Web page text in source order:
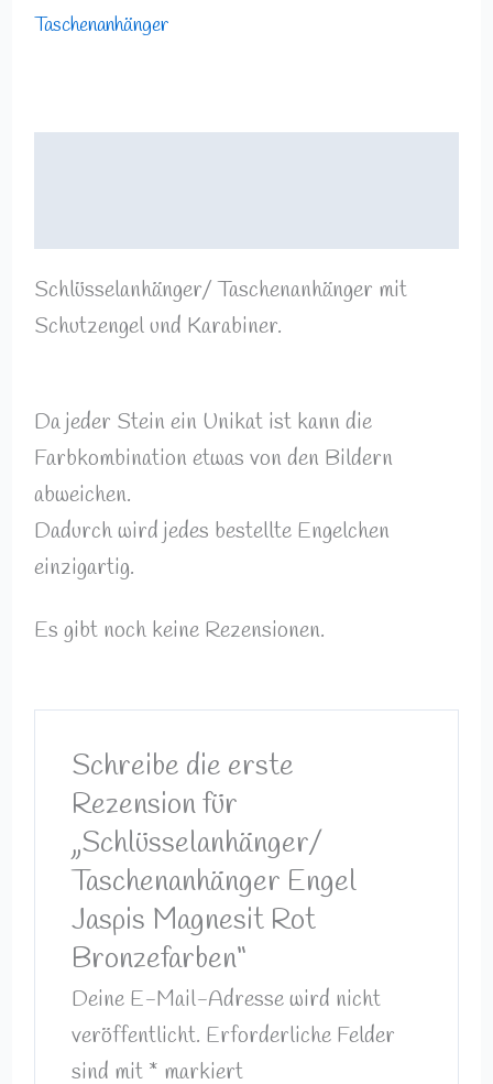
Taschenanhänger
Schlüsselanhänger/ Taschenanhänger mit
Schutzengel und Karabiner.
Da jeder Stein ein Unikat ist kann die
Farbkombination etwas von den Bildern
abweichen.
Dadurch wird jedes bestellte Engelchen
einzigartig.
Es gibt noch keine Rezensionen.
Schreibe die erste
Rezension für
„Schlüsselanhänger/
Taschenanhänger Engel
Jaspis Magnesit Rot
Bronzefarben“
Deine E-Mail-Adresse wird nicht
veröffentlicht. Erforderliche Felder
sind mit * markiert